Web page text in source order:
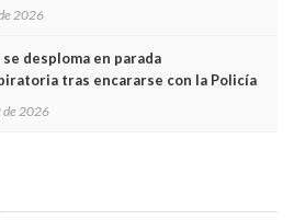
2026
desploma en parada
tras encararse con la Policía
de 2026